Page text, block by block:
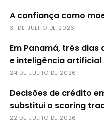
A confiança como
31 DE JULHO DE 2026
Em Panamá, três
e inteligência artificial
24 DE JULHO DE 2026
Decisões de crédito
substitui o scoring
22 DE JULHO DE 2026